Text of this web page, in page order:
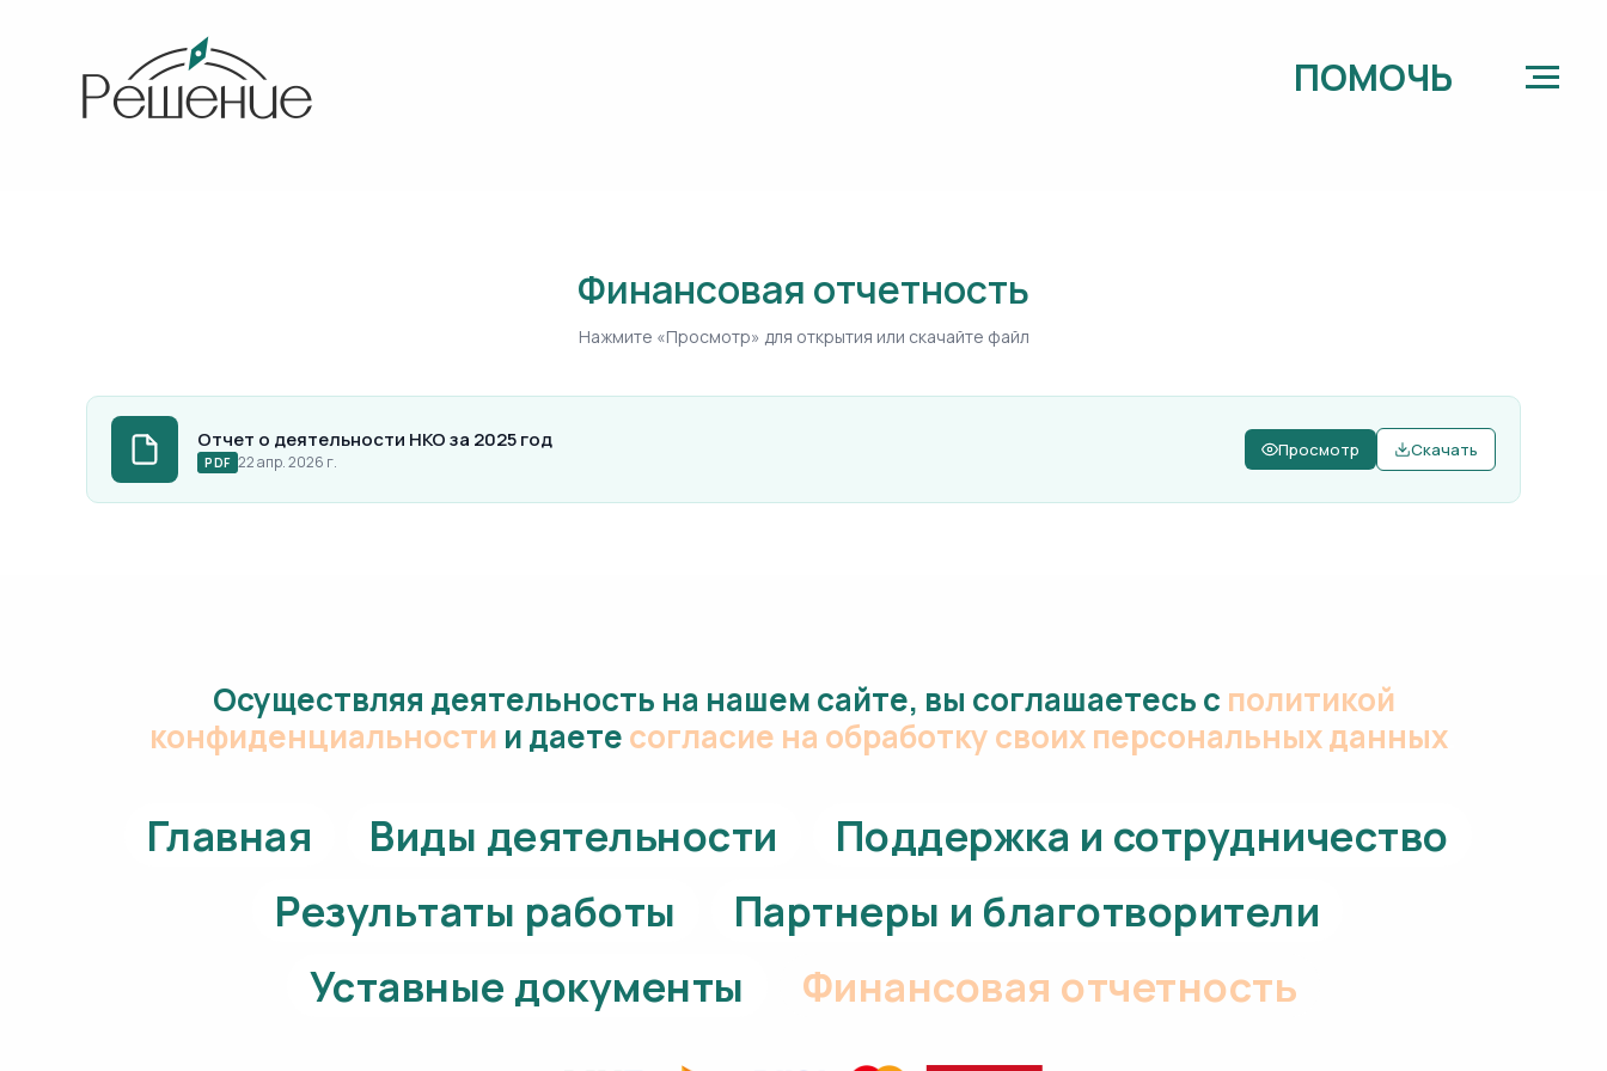
ПОМОЧЬ
Финансовая отчетность
Нажмите «Просмотр» для открытия или скачайте файл
Отчет о деятельности НКО за 2025 год
PDF 22 апр. 2026 г.
Просмотр Скачать
Осуществляя деятельность на нашем сайте, вы соглашаетесь с политикой
конфиденциальности и даетесогласие на обработку своих персональных данных
Главная Виды деятельности
Поддержка и сотрудничество
Результаты работы
Партнеры и благотворители
Уставные документы
Финансовая отчетность